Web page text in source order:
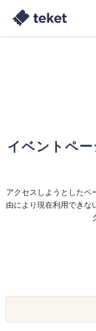
イベントペ
アクセスしようとしたペ
由により現在利用できな